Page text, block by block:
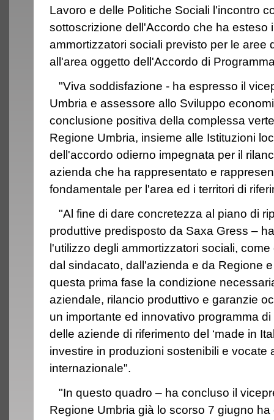
Lavoro e delle Politiche Sociali l'incontro
sottoscrizione dell'Accordo che ha esteso
ammortizzatori sociali previsto per le aree
all'area oggetto dell'Accordo di
"Viva soddisfazione - ha espresso il
Umbria e assessore allo Sviluppo
conclusione positiva della complessa
Regione Umbria, insieme alle Istituzioni
dell'accordo odierno impegnata per il
azienda che ha rappresentato e
fondamentale per l'area ed i territori di
"Al fine di dare concretezza al piano di
produttive predisposto da Saxa Gress –
l'utilizzo degli ammortizzatori sociali,
dal sindacato, dall'azienda e da Regione
questa prima fase la condizione
aziendale, rilancio produttivo e garanzie
un importante ed innovativo programma
delle aziende di riferimento del ‘made in
investire in produzioni sostenibili e vocate
internazionale".
"In questo quadro – ha concluso il
Regione Umbria già lo scorso 7 giugno